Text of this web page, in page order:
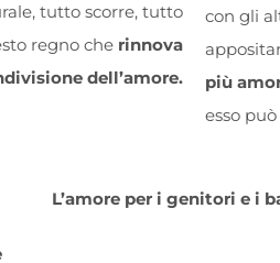
tutto scorre, tutto
regno che rinnova
dell’amore.
con gli
più
esso
L’amore per i genitori e i